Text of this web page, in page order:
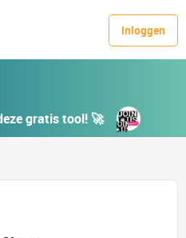
Inloggen
gratis tool! 🚀